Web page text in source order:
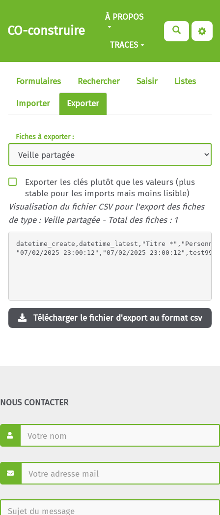
Aller au contenu principal
CO-construire
À PROPOS
TRACES
Formulaires Rechercher Saisir Listes
Importer Exporter
Fiches à exporter :
Exporter les clés plutôt que les valeurs (plus
stable pour les imports mais moins lisible)
Visualisation du fichier CSV pour l'export des fiches
de type : Veille partagée - Total des fiches : 1
datetime_create,datetime_latest,"Titre *","Personne
Télécharger le fichier d'export au format csv
NOUS CONTACTER